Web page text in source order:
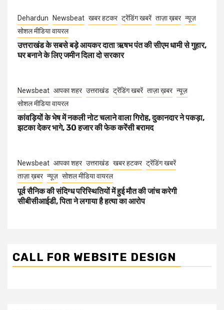
Dehardun Newsbeat खबर हटकर ट्रेंडिंग खबरें ताज़ा ख़बर न्यूज़
सोशल मीडिया वायरल
उत्तराखंड के सबसे बड़े आयकर दाता ऋषभ पंत की सीएम धामी से गुहार,
घर बनाने के लिए जमीन दिला दो सरकार
Newsbeat आपका शहर उत्तराखंड ट्रेंडिंग खबरें ताज़ा ख़बर न्यूज़
सोशल मीडिया वायरल
कांवड़ियों के भेष में नकली नोट चलाने वाला गिरोह, दुकानदार ने पकड़ा,
झटका देकर भागे, 30 हजार की फेक करेंसी बरामद
Newsbeat आपका शहर उत्तराखंड खबर हटकर ट्रेंडिंग खबरें
ताज़ा ख़बर न्यूज़ सोशल मीडिया वायरल
पूर्व सैनिक की संदिग्ध परिस्थितियों में हुई मौत की जांच करेगी
सीबीसीआईडी, पिता ने लगाया है हत्या का आरोप
CALL FOR WEBSITE DESIGN